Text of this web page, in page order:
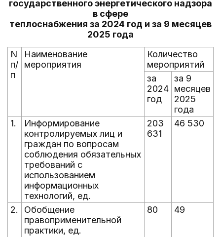
государственного энергетического надзора
в сфере
теплоснабжения за 2024 год и за 9 месяцев
2025 года
N
п/
п
Наименование
мероприятия
Количество
мероприятий
за
2024
год
за 9
месяцев
2025
года
1.
Информирование
контролируемых лиц и
граждан по вопросам
соблюдения обязательных
требований с
использованием
информационных
технологий, ед.
203
631
46 530
2.
Обобщение
правоприменительной
практики, ед.
80 49